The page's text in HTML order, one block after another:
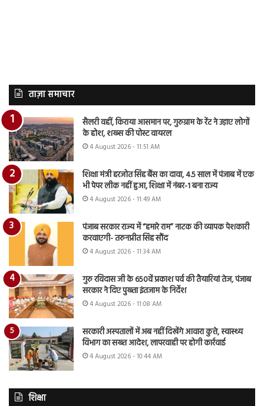
ताज़ा समाचार
सैलरी वहीं, किराया आसमान पर, गुरुग्राम के रेंट ने उड़ाए लोगों
के होश, शख्स की पोस्ट वायरल
4 August 2026 - 11:51 AM
शिक्षा मंत्री हरजोत सिंह बैंस का दावा, 4.5 साल में पंजाब में एक
भी पेपर लीक नहीं हुआ, शिक्षा में नंबर-1 बना राज्य
4 August 2026 - 11:49 AM
पंजाब सरकार राज्य में “हमारे राम” नाटक की व्यापक पेशकारी
करवाएगी- तरुनप्रीत सिंह सौंद
4 August 2026 - 11:34 AM
गुरु रविदास जी के 650वें प्रकाश पर्व की तैयारियां तेज, पंजाब
सरकार ने दिए पुख्ता इंतजाम के निर्देश
4 August 2026 - 11:08 AM
सरकारी अस्पतालों में अब नहीं दिखेंगे आवारा कुत्ते, स्वास्थ्य
विभाग का सख्त आदेश, लापरवाही पर होगी कार्रवाई
4 August 2026 - 10:44 AM
शिक्षा